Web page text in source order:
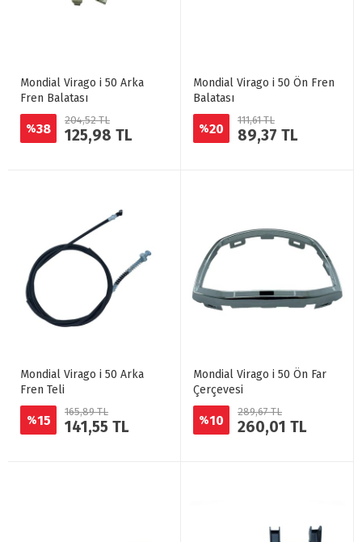
Mondial Virago i 50 Arka
Fren Balatası
%38
204,52 TL
125,98 TL
Mondial Virago i 50 Ön Fren
Balatası
%20
111,61 TL
89,37 TL
Mondial Virago i 50 Arka
Fren Teli
%15
165,89 TL
141,55 TL
Mondial Virago i 50 Ön Far
Çerçevesi
%10
289,67 TL
260,01 TL